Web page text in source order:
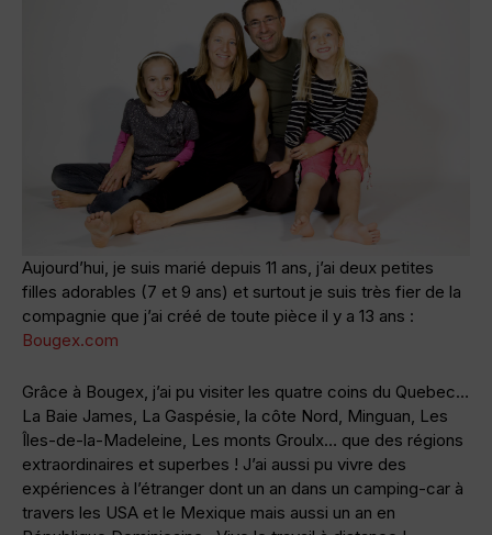
Aujourd’hui, je suis marié depuis 11 ans, j’ai deux petites
filles adorables (7 et 9 ans) et surtout je suis très fier de la
compagnie que j’ai créé de toute pièce il y a 13 ans :
Bougex.com
Grâce à Bougex, j’ai pu visiter les quatre coins du Quebec…
La Baie James, La Gaspésie, la côte Nord, Minguan, Les
Îles-de-la-Madeleine, Les monts Groulx… que des régions
extraordinaires et superbes ! J’ai aussi pu vivre des
expériences à l’étranger dont un an dans un camping-car à
travers les USA et le Mexique mais aussi un an en